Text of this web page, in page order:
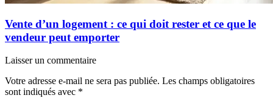
Vente d’un logement : ce qui doit rester et ce que le
vendeur peut emporter
Laisser un commentaire
Votre adresse e-mail ne sera pas publiée. Les champs obligatoires
sont indiqués avec *